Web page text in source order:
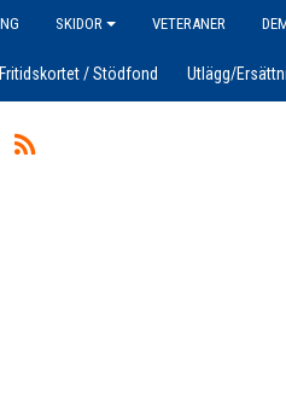
SKIDOR VETERANER
Fritidskortet / Stödfond Utlägg/